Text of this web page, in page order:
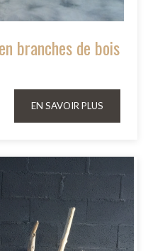
branches de bois
EN SAVOIR PLUS